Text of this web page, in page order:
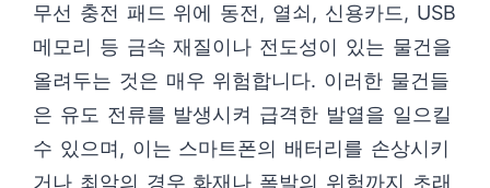
무선 충전 패드 위에 동전, 열쇠, 신용카드, USB
메모리 등 금속 재질이나 전도성이 있는 물건을
올려두는 것은 매우 위험합니다. 이러한 물건들
은 유도 전류를 발생시켜 급격한 발열을 일으킬
수 있으며, 이는 스마트폰의 배터리를 손상시키
거나 최악의 경우 화재나 폭발의 위험까지 초래